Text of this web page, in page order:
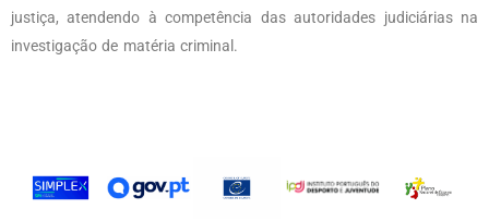
justiça, atendendo à competência das autoridades judiciárias na
investigação de matéria criminal.